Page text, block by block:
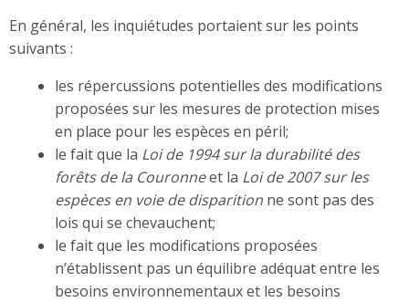
En général, les inquiétudes portaient sur les points
suivants :
les répercussions potentielles des modifications
proposées sur les mesures de protection mises
en place pour les espèces en péril;
le fait que la Loi de 1994 sur la durabilité des
forêts de la Couronneet la Loi de 2007 sur les
espèces en voie de disparitionne sont pas des
lois qui se chevauchent;
le fait que les modifications proposées
n’établissent pas un équilibre adéquat entre les
besoins environnementaux et les besoins